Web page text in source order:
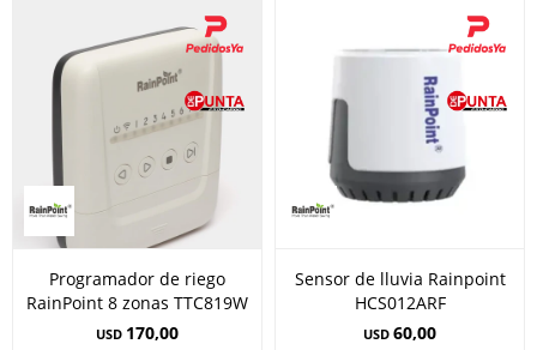
Programador de riego
RainPoint 8 zonas TTC819W
USD 170,00
Sensor de lluvia Rainpoint
HCS012ARF
USD 60,00